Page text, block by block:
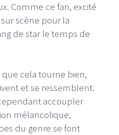
Comme ce fan, excité
scène pour la
de star le temps de
cela tourne bien,
et se ressemblent.
accoupler
mélancolique,
du genre se font